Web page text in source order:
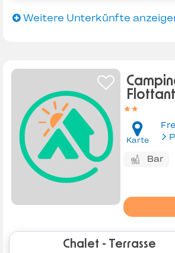
Weitere Unterkünfte
Karte
Bar
Chalet - Terrasse